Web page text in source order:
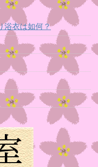
浴衣は如何？